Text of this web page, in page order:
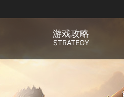
游戏攻略
STRATEGY